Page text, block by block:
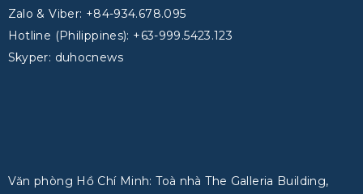
Zalo & Viber: +84-934.678.095
Hotline (Philippines): +63-999.5423.123
Skyper: duhocnews
Văn phòng Hồ Chí Minh: Toà nhà The Galleria Building,